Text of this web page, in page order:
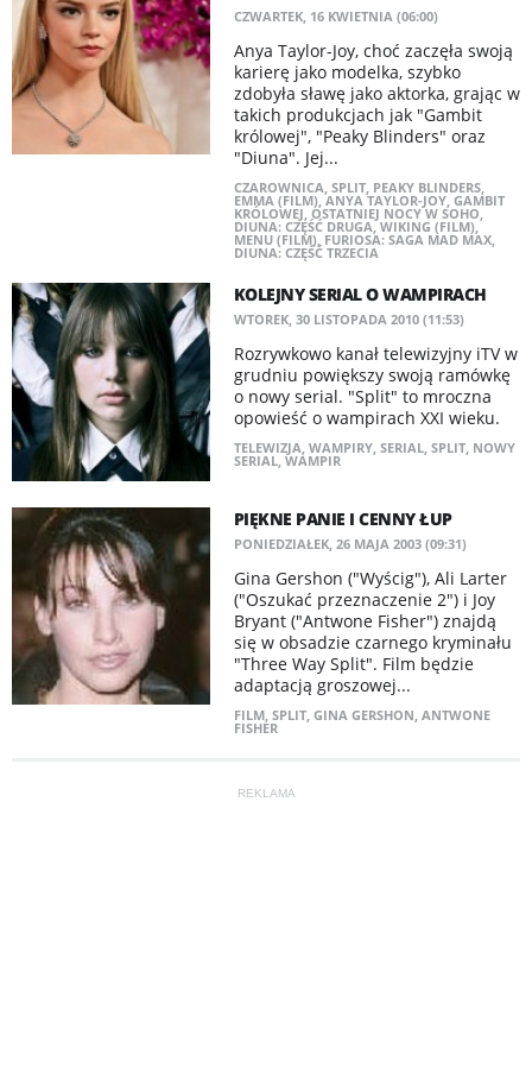
CZWARTEK, 16 KWIETNIA (06:00)
Anya Taylor-Joy, choć zaczęła swoją
karierę jako modelka, szybko
zdobyła sławę jako aktorka, grając w
takich produkcjach jak "Gambit
królowej", "Peaky Blinders" oraz
"Diuna". Jej...
CZAROWNICA, SPLIT, PEAKY BLINDERS,
EMMA (FILM),ANYA TAYLOR-JOY, GAMBIT
KRÓLOWEJ, OSTATNIEJ NOCY W SOHO,
DIUNA: CZĘŚĆ DRUGA,WIKING (FILM),
MENU (FILM), FURIOSA: SAGA MAD MAX,
DIUNA: CZĘŚĆ TRZECIA
KOLEJNY SERIAL O WAMPIRACH
WTOREK, 30 LISTOPADA 2010 (11:53)
Rozrywkowo kanał telewizyjny iTV w
grudniu powiększy swoją ramówkę
o nowy serial. "Split" to mroczna
opowieść o wampirach XXI wieku.
TELEWIZJA, WAMPIRY, SERIAL, SPLIT, NOWY
SERIAL, WAMPIR
PIĘKNE PANIE I CENNY ŁUP
PONIEDZIAŁEK, 26 MAJA 2003 (09:31)
Gina Gershon ("Wyścig"), Ali Larter
("Oszukać przeznaczenie 2") i Joy
Bryant ("Antwone Fisher") znajdą
się w obsadzie czarnego kryminału
"Three Way Split". Film będzie
adaptacją groszowej...
FILM, SPLIT, GINA GERSHON ANTWONE
FISHER
REKLAMA